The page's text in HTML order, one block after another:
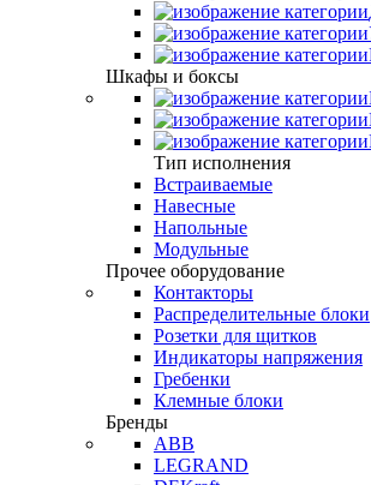
Шкафы и боксы
Тип исполнения
Встраиваемые
Навесные
Напольные
Модульные
Прочее оборудование
Контакторы
Распределительные блоки
Розетки для щитков
Индикаторы напряжения
Гребенки
Клемные блоки
Бренды
ABB
LEGRAND